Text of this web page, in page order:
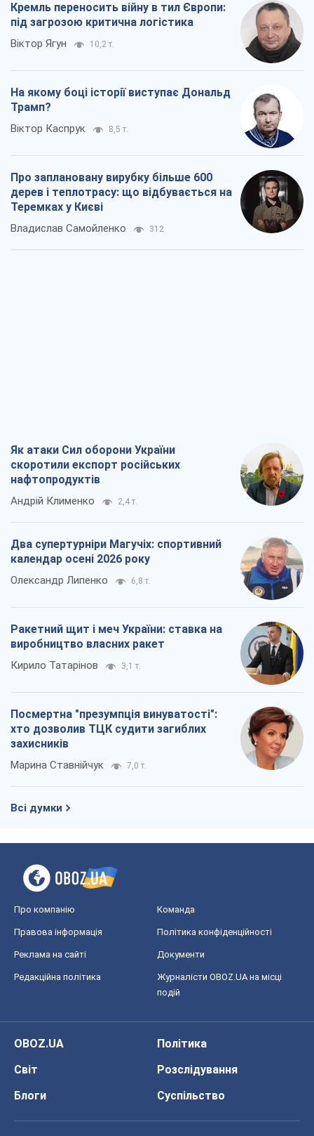
Кремль переносить війну в тил Європи:
під загрозою критична логістика
Віктор Ягун 10,2 т.
На якому боці історії виступає Дональд
Трамп?
Віктор Каспрук 8,5 т.
Про заплановану вирубку більше 600
дерев і теплотрасу: що відбувається на
Теремках у Києві
Владислав Самойленко 312
Як атаки Сил оборони України
скоротили експорт російських
нафтопродуктів
Андрій Клименко 2,4 т.
Два супертурніри Магучіх: спортивний
календар осені 2026 року
Олександр Липенко 6,8 т.
Ракетний щит і меч України: ставка на
виробництво власних ракет
Кирило Татарінов 3,1 т.
Посмертна "презумпція винуватості":
хто дозволив ТЦК судити загиблих
захисників
Марина Ставнійчук 7,0 т.
Всі думки
Про компанію Команда
Правова інформація Політика конфіденційності
Реклама на сайті Документи
Редакційна політика
Журналісти OBOZ.UA на місці
подій
OBOZ.UA
Політика
Світ
Розслідування
Блоги
Суспільство